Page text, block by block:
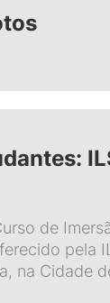
de
pela
na Cidade